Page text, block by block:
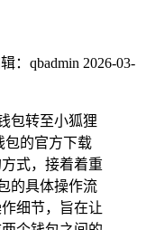
：qbadmin 2026-03-
包转至小狐狸
包的官方下载
式，接着着重
的具体操作流
细节，旨在让